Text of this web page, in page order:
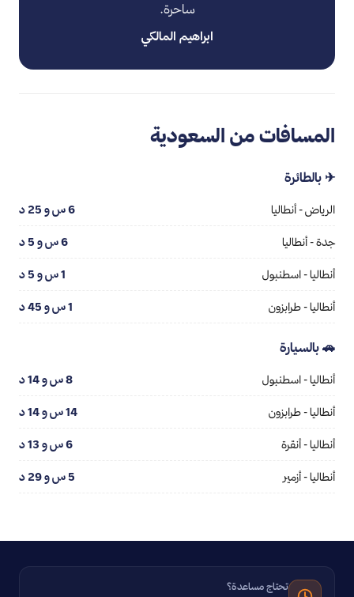
ساحرة.
ابراهيم المالكي
المسافات من السعودية
✈ بالطائرة
الرياض - أنطاليا 6 س و 25 د
جدة - أنطاليا 6 س و 5 د
أنطاليا - اسطنبول 1 س و 5 د
أنطاليا - طرابزون 1 س و 45 د
🚗 بالسيارة
أنطاليا - اسطنبول 8 س و 14 د
أنطاليا - طرابزون 14 س و 14 د
أنطاليا - أنقرة 6 س و 13 د
أنطاليا - أزمير 5 س و 29 د
تحتاج مساعدة؟